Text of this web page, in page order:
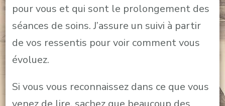
pour vous et qui sont le prolongement des
séances de soins. J’assure un suivi à partir
de vos ressentis pour voir comment vous
évoluez.
Si vous vous reconnaissez dans ce que vous